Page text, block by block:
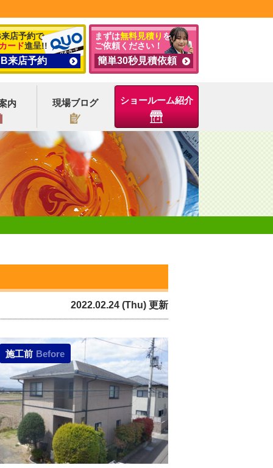
店予約で
ード進呈!!
来店予約
まずは無料見積り を
ご依頼ください！
簡単30秒見積依頼
内 現場ブログ ショールーム紹介
2022.02.24 (Thu) 更新
施工前 Before